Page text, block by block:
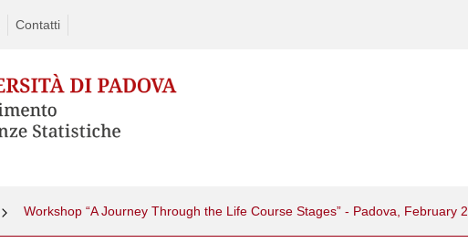
Contatti
Workshop “A Journey Through the Life Course Stages” - Padova, February 2